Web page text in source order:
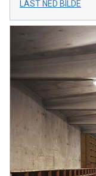
LAST NED BILDE